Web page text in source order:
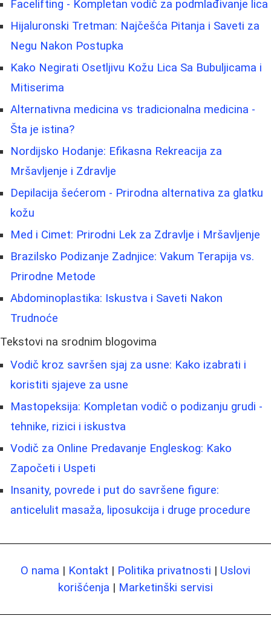
Facelifting - Kompletan vodič za podmlađivanje lica
Hijaluronski Tretman: Najčešća Pitanja i Saveti za
Negu Nakon Postupka
Kako Negirati Osetljivu Kožu Lica Sa Bubuljicama i
Mitiserima
Alternativna medicina vs tradicionalna medicina -
Šta je istina?
Nordijsko Hodanje: Efikasna Rekreacija za
Mršavljenje i Zdravlje
Depilacija šećerom - Prirodna alternativa za glatku
kožu
Med i Cimet: Prirodni Lek za Zdravlje i Mršavljenje
Brazilsko Podizanje Zadnjice: Vakum Terapija vs.
Prirodne Metode
Abdominoplastika: Iskustva i Saveti Nakon
Trudnoće
Tekstovi na srodnim blogovima
Vodič kroz savršen sjaj za usne: Kako izabrati i
koristiti sjajeve za usne
Mastopeksija: Kompletan vodič o podizanju grudi -
tehnike, rizici i iskustva
Vodič za Online Predavanje Engleskog: Kako
Započeti i Uspeti
Insanity, povrede i put do savršene figure:
anticelulit masaža, liposukcija i druge procedure
O nama | Kontakt | Politika privatnosti | Uslovi
korišćenja | Marketinški servisi